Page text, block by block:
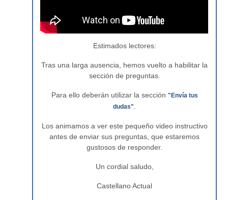
Estimados lectores:
Tras una larga ausencia, hemos vuelto a habilitar la
sección de preguntas.
Para ello deberán utilizar la sección "Envía tus
dudas"
Los animamos a ver este pequeño video instructivo
antes de enviar sus preguntas, que estaremos
gustosos de responder.
Un cordial saludo,
Castellano Actual